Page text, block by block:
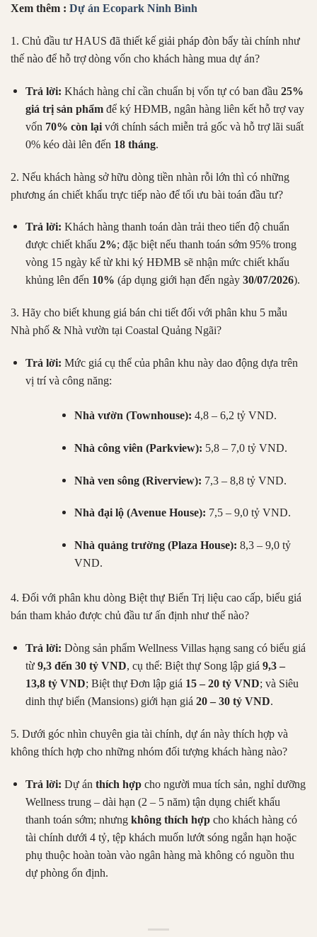
Xem thêm : Dự án Ecopark Ninh Bình
1. Chủ đầu tư HAUS đã thiết kế giải pháp đòn bẩy tài chính như
thế nào để hỗ trợ dòng vốn cho khách hàng mua dự án?
Trả lời: Khách hàng chỉ cần chuẩn bị vốn tự có ban đầu 25%
giá trị sản phẩmđể ký HĐMB, ngân hàng liên kết hỗ trợ vay
vốn 70% còn lạivới chính sách miễn trả gốc và hỗ trợ lãi suất
0% kéo dài lên đến 18 tháng.
2. Nếu khách hàng sở hữu dòng tiền nhàn rỗi lớn thì có những
phương án chiết khấu trực tiếp nào để tối ưu bài toán đầu tư?
Trả lời: Khách hàng thanh toán dàn trải theo tiến độ chuẩn
được chiết khấu 2%; đặc biệt nếu thanh toán sớm 95% trong
vòng 15 ngày kể từ khi ký HĐMB sẽ nhận mức chiết khấu
khủng lên đến 10% (áp dụng giới hạn đến ngày 30/07/2026).
3. Hãy cho biết khung giá bán chi tiết đối với phân khu 5 mẫu
Nhà phố & Nhà vườn tại Coastal Quảng Ngãi?
Trả lời: Mức giá cụ thể của phân khu này dao động dựa trên
vị trí và công năng:
Nhà vườn (Townhouse): 4,8 – 6,2 tỷ VND.
Nhà công viên (Parkview): 5,8 – 7,0 tỷ VND.
Nhà ven sông (Riverview): 7,3 – 8,8 tỷ VND.
Nhà đại lộ (Avenue House): 7,5 – 9,0 tỷ VND.
Nhà quảng trường (Plaza House): 8,3 – 9,0 tỷ
VND.
4. Đối với phân khu dòng Biệt thự Biển Trị liệu cao cấp, biểu giá
bán tham khảo được chủ đầu tư ấn định như thế nào?
Trả lời: Dòng sản phẩm Wellness Villas hạng sang có biểu giá
từ 9,3 đến 30 tỷ VND, cụ thể: Biệt thự Song lập giá 9,3 –
13,8 tỷ VND; Biệt thự Đơn lập giá 15 – 20 tỷ VND; và Siêu
dinh thự biển (Mansions) giới hạn giá 20 – 30 tỷ VND.
5. Dưới góc nhìn chuyên gia tài chính, dự án này thích hợp và
không thích hợp cho những nhóm đối tượng khách hàng nào?
Trả lời: Dự án thích hợpcho người mua tích sản, nghỉ dưỡng
Wellness trung – dài hạn (2 – 5 năm) tận dụng chiết khấu
thanh toán sớm; nhưng không thích hợpcho khách hàng có
tài chính dưới 4 tỷ, tệp khách muốn lướt sóng ngắn hạn hoặc
phụ thuộc hoàn toàn vào ngân hàng mà không có nguồn thu
dự phòng ổn định.